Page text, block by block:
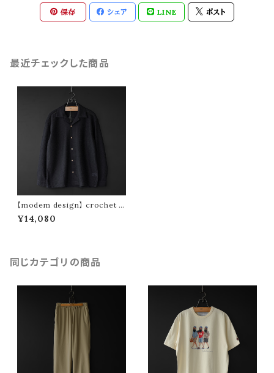
保存 シェア LINE ポスト
最近チェックした商品
【modem design】 crochet s
hirt (black)
¥14,080
同じカテゴリの商品